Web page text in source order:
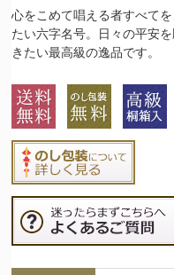
心をこめて唱える者すべて
たい六字名号。日々の平安
きたい最高級の逸品です。